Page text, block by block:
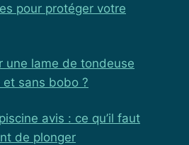
pour protéger votre
une lame de tondeuse
sans bobo ?
avis : ce qu’il faut
de plonger